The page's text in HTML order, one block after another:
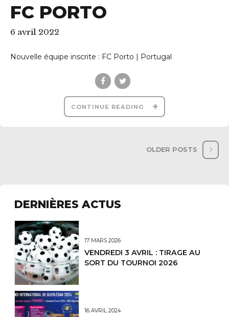
FC PORTO
6 avril 2022
Nouvelle équipe inscrite : FC Porto | Portugal
CONTINUE READING
OLDER POSTS
DERNIÈRES ACTUS
17 MARS 2026
VENDREDI 3 AVRIL : TIRAGE AU
SORT DU TOURNOI 2026
16 AVRIL 2024